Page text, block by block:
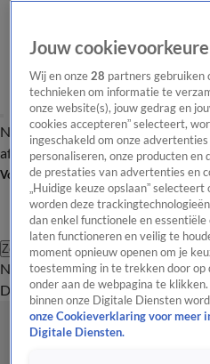
Nieuws van de DagOpinie van de
afleveringVideo's Nieuws van de
Volg Nieuws van de Dag
Zoeken
Nieuws van de DagOpinie van de
Dag
Video'sUitzendingen Podcast
Jouw
Wij en onze28 partners gebruiken
technieken om informatie te
onze website(s), jouw gedrag en
cookies accepteren” selecteert,
ingeschakeld om onze
personaliseren, onze producten
de prestaties van advertenties en
„Huidige keuze opslaan”
worden deze
dan enkel functionele en
laten functioneren en veilig te
moment opnieuw openen om je
toestemming in te trekken door op
onder aan de webpagina te
binnen onze Digitale Diensten
onze Cookieverklaring voor meer
Digitale Diensten.